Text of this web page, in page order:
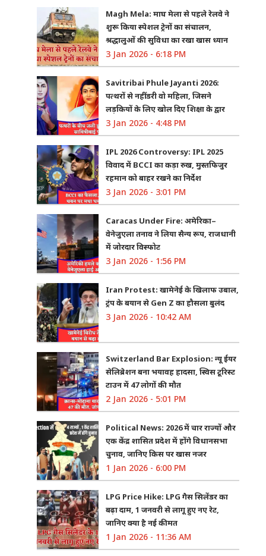
Magh Mela: माघ मेला से पहले रेलवे ने
शुरू किया स्पेशल ट्रेनों का संचालन,
श्रद्धालुओं की सुविधा का रखा खास ध्यान
3 Jan 2026 - 6:18 PM
Savitribai Phule Jayanti 2026:
पत्थरों से नहीं डरी वो महिला, जिसने
लड़कियों के लिए खोल दिए शिक्षा के द्वार
3 Jan 2026 - 4:48 PM
IPL 2026 Controversy: IPL 2025
विवाद में BCCI का कड़ा रुख, मुस्तफिजुर
रहमान को बाहर रखने का निर्देश
3 Jan 2026 - 3:01 PM
Caracas Under Fire: अमेरिका–
वेनेजुएला तनाव ने लिया सैन्य रूप, राजधानी
में जोरदार विस्फोट
3 Jan 2026 - 1:56 PM
Iran Protest: खामेनेई के खिलाफ उबाल,
ट्रंप के बयान से Gen Z का हौसला बुलंद
3 Jan 2026 - 10:42 AM
Switzerland Bar Explosion: न्यू ईयर
सेलिब्रेशन बना भयावह हादसा, स्विस टूरिस्ट
टाउन में 47 लोगों की मौत
2 Jan 2026 - 5:01 PM
Political News: 2026 में चार राज्यों और
एक केंद्र शासित प्रदेश में होंगे विधानसभा
चुनाव, जानिए किस पर खास नजर
1 Jan 2026 - 6:00 PM
LPG Price Hike: LPG गैस सिलेंडर का
बढ़ा दाम, 1 जनवरी से लागू हुए नए रेट,
जानिए क्या है नई कीमत
1 Jan 2026 - 11:36 AM